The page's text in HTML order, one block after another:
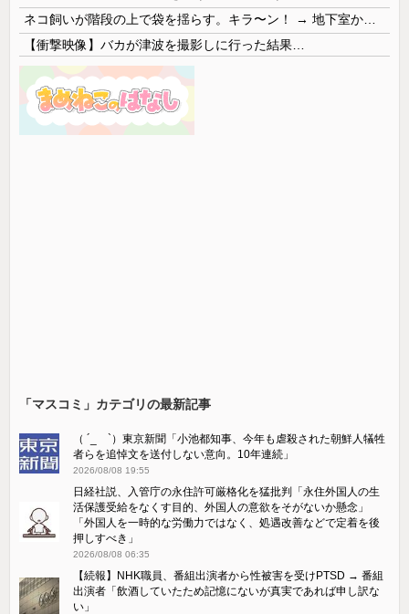
【衝撃映像】バカが津波を撮影しに行った結果…
「マスコミ」カテゴリの最新記事
（ ´_ゝ`）東京新聞「小池都知事、今年も虐殺された朝鮮人犠牲
者らを追悼文を送付しない意向。10年連続」
2026/08/08 19:55
日経社説、入管庁の永住許可厳格化を猛批判「永住外国人の生
活保護受給をなくす目的、外国人の意欲をそがないか懸念」
「外国人を一時的な労働力ではなく、処遇改善などで定着を後
押しすべき」
2026/08/08 06:35
【続報】NHK職員、番組出演者から性被害を受けPTSD → 番組
出演者「飲酒していたため記憶にないが真実であれば申し訳な
い」